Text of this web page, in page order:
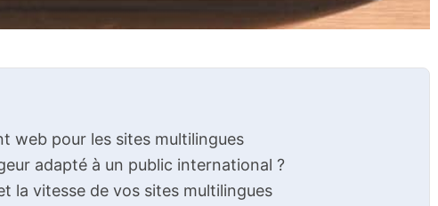
web pour les sites multilingues
adapté à un public international ?
la vitesse de vos sites multilingues